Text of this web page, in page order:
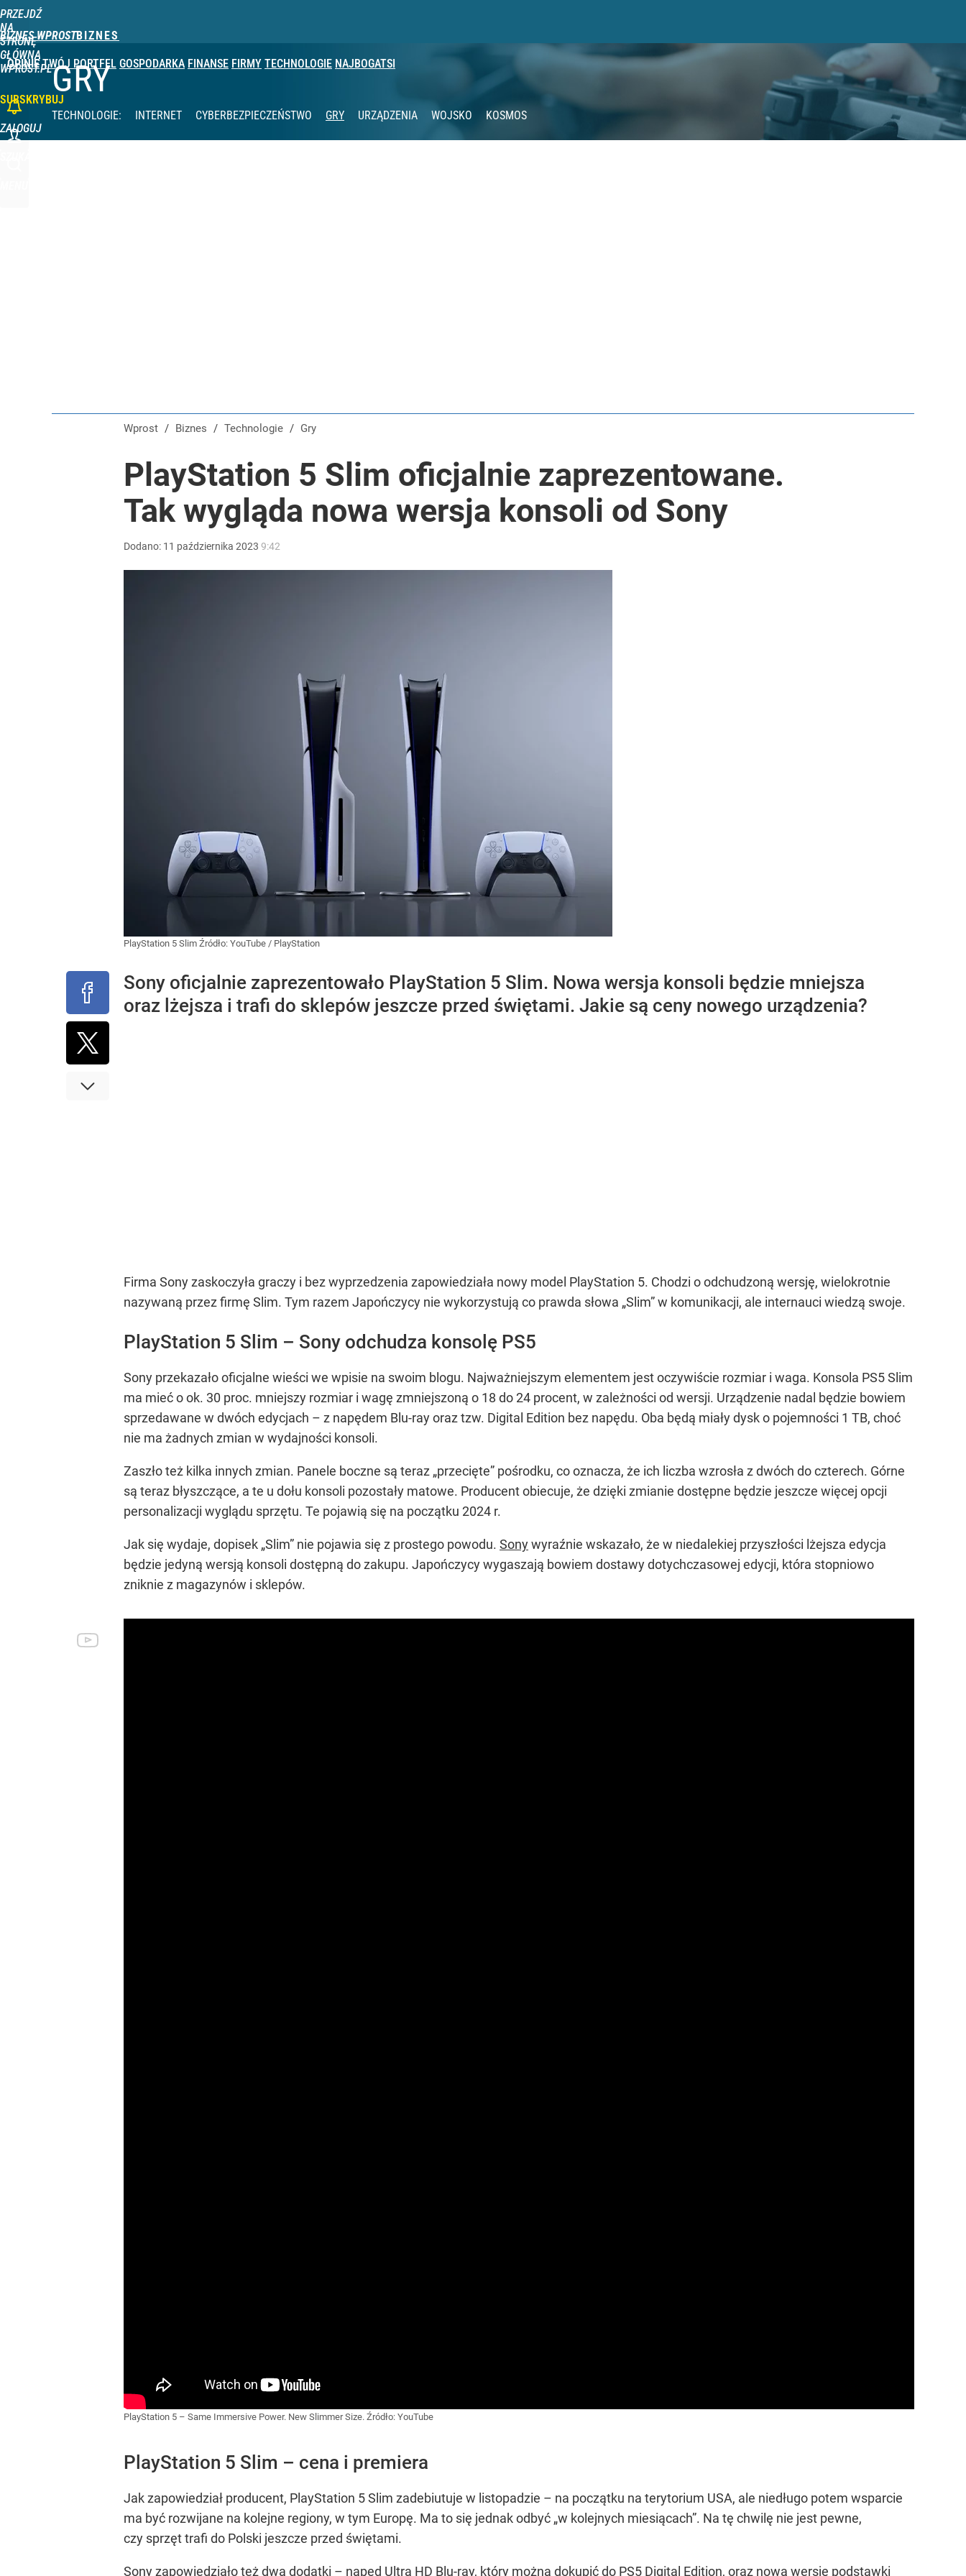
PRZEJDŹ
NA
STRONĘ
GŁÓWNĄ
WPROST.PL
BIZNES WPROST
OPINIE TWÓJ PORTFEL GOSPODARKA FINANSE FIRMY TECHNOLOGIE NAJBOGATSI
SUBSKRYBUJ
ZALOGUJ
GRY
TECHNOLOGIE: INTERNET CYBERBEZPIECZEŃSTWO GRY URZĄDZENIA WOJSKO KOSMOS
Wprost / Biznes / Technologie / Gry
PlayStation 5 Slim oficjalnie zaprezentowane.
Tak wygląda nowa wersja konsoli od Sony
Dodano: 11 października 2023 9:42
PlayStation 5 Slim Źródło: YouTube / PlayStation
Sony oficjalnie zaprezentowało PlayStation 5 Slim. Nowa wersja konsoli będzie mniejsza
oraz lżejsza i trafi do sklepów jeszcze przed świętami. Jakie są ceny nowego urządzenia?
Firma Sony zaskoczyła graczy i bez wyprzedzenia zapowiedziała nowy model PlayStation 5. Chodzi o odchudzoną wersję, wielokrotnie
nazywaną przez firmę Slim. Tym razem Japończycy nie wykorzystują co prawda słowa „Slim” w komunikacji, ale internauci wiedzą swoje.
PlayStation 5 Slim – Sony odchudza konsolę PS5
Sony przekazało oficjalne wieści we wpisie na swoim blogu. Najważniejszym elementem jest oczywiście rozmiar i waga. Konsola PS5 Slim
ma mieć o ok. 30 proc. mniejszy rozmiar i wagę zmniejszoną o 18 do 24 procent, w zależności od wersji. Urządzenie nadal będzie bowiem
sprzedawane w dwóch edycjach – z napędem Blu-ray oraz tzw. Digital Edition bez napędu. Oba będą miały dysk o pojemności 1 TB, choć
nie ma żadnych zmian w wydajności konsoli.
Zaszło też kilka innych zmian. Panele boczne są teraz „przecięte” pośrodku, co oznacza, że ich liczba wzrosła z dwóch do czterech. Górne
są teraz błyszczące, a te u dołu konsoli pozostały matowe. Producent obiecuje, że dzięki zmianie dostępne będzie jeszcze więcej opcji
personalizacji wyglądu sprzętu. Te pojawią się na początku 2024 r.
Jak się wydaje, dopisek „Slim” nie pojawia się z prostego powodu. Sonywyraźnie wskazało, że w niedalekiej przyszłości lżejsza edycja
będzie jedyną wersją konsoli dostępną do zakupu. Japończycy wygaszają bowiem dostawy dotychczasowej edycji, która stopniowo
zniknie z magazynów i sklepów.
PlayStation 5 – Same Immersive Power. New Slimmer Size. Źródło: YouTube
PlayStation 5 Slim – cena i premiera
Jak zapowiedział producent, PlayStation 5 Slim zadebiutuje w listopadzie – na początku na terytorium USA, ale niedługo potem wsparcie
ma być rozwijane na kolejne regiony, w tym Europę. Ma to się jednak odbyć „w kolejnych miesiącach”. Na tę chwilę nie jest pewne,
czy sprzęt trafi do Polski jeszcze przed świętami.
Sony zapowiedziało też dwa dodatki – napęd Ultra HD Blu-ray, który można dokupić do PS5 Digital Edition, oraz nową wersję podstawki